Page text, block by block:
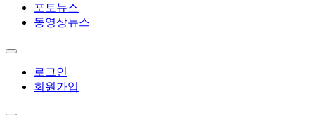
포토뉴스
동영상뉴스
로그인
회원가입